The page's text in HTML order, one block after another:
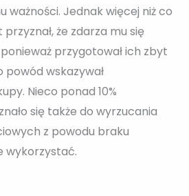
ważności. Jednak więcej niż co
że zdarza mu się
przygotował ich zbyt
powód wskazywał
Nieco ponad 10%
się także do wyrzucania
z powodu braku
wykorzystać.